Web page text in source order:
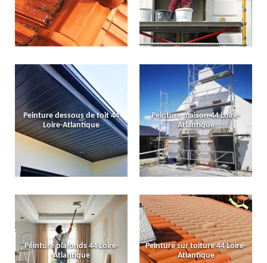
Peinture dessous de toit 44
Loire-Atlantique
Peinture maison 44 Loire-
Atlantique
Peinture plafonds 44 Loire-
Atlantique
Peinture sur toiture 44 Loire-
Atlantique